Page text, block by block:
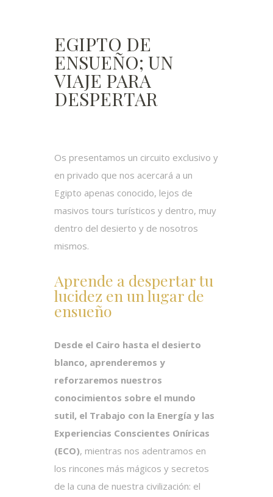
EGIPTO DE
ENSUEÑO; UN
VIAJE PARA
DESPERTAR
Os presentamos un circuito exclusivo y
en privado que nos acercará a un
Egipto apenas conocido, lejos de
masivos tours turísticos y dentro, muy
dentro del desierto y de nosotros
mismos.
Aprende a despertar tu
lucidez en un lugar de
ensueño
Desde el Cairo hasta el desierto
blanco, aprenderemos y
reforzaremos nuestros
conocimientos sobre el mundo
sutil, el Trabajo con la Energía y las
Experiencias Conscientes Oníricas
(ECO), mientras nos adentramos en
los rincones más mágicos y secretos
de la cuna de nuestra civilización: el